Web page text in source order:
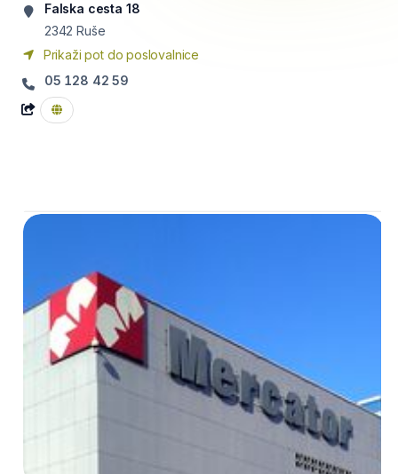
Falska cesta 18
2342 Ruše
Prikaži pot do poslovalnice
05 128 42 59